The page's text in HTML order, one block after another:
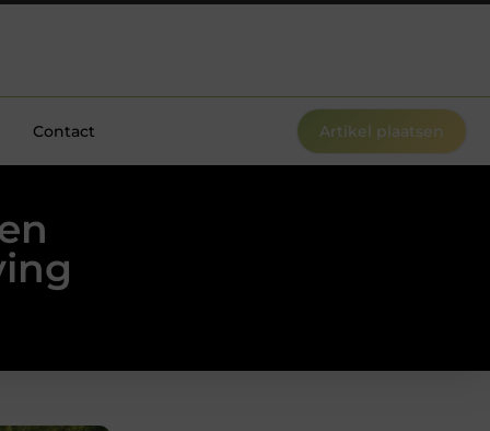
Contact Artikel plaatsen